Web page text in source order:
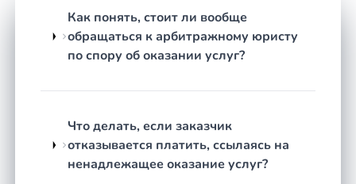
некачественный результат.
Составление и проверка договорадо его
подписания — чтобы исключить условия,
проблемой.
Как строится работа
Честная оценка перспектив.Юрист изучает
ваши документы и обстоятельства дела,
Как понять, стоит ли вообще
обращаться к арбитражному юристу
по спору об оказании услуг?
Что делать, если заказчик
отказывается платить, ссылаясь на
ненадлежащее оказание услуг?